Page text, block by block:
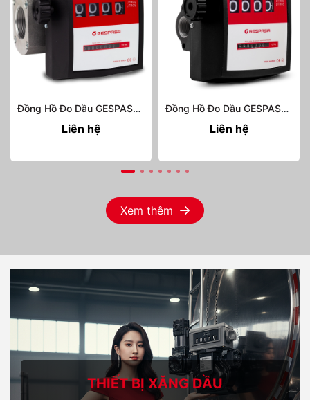
Đồng Hồ Đo Dầu GESPASA MGM-400
Liên hệ
Đồng Hồ Đo Dầu GESPASA MGM-110
Liên hệ
Xem thêm
THIẾT BỊ XĂNG DẦU